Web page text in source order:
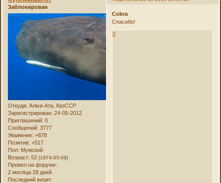
Заблокирован
Откуда: Алма-Ата, КазССР
Зарегистрирован: 24-05-2012
Приглашений: 0
Сообщений: 3777
Уважение: +878
Позитив: +517
Пол: Мужской
Возраст: 52[1974-05-09]
Провел на форуме:
2 месяца 28 дней
Последний визит:
Cobra
Спасибо!
0